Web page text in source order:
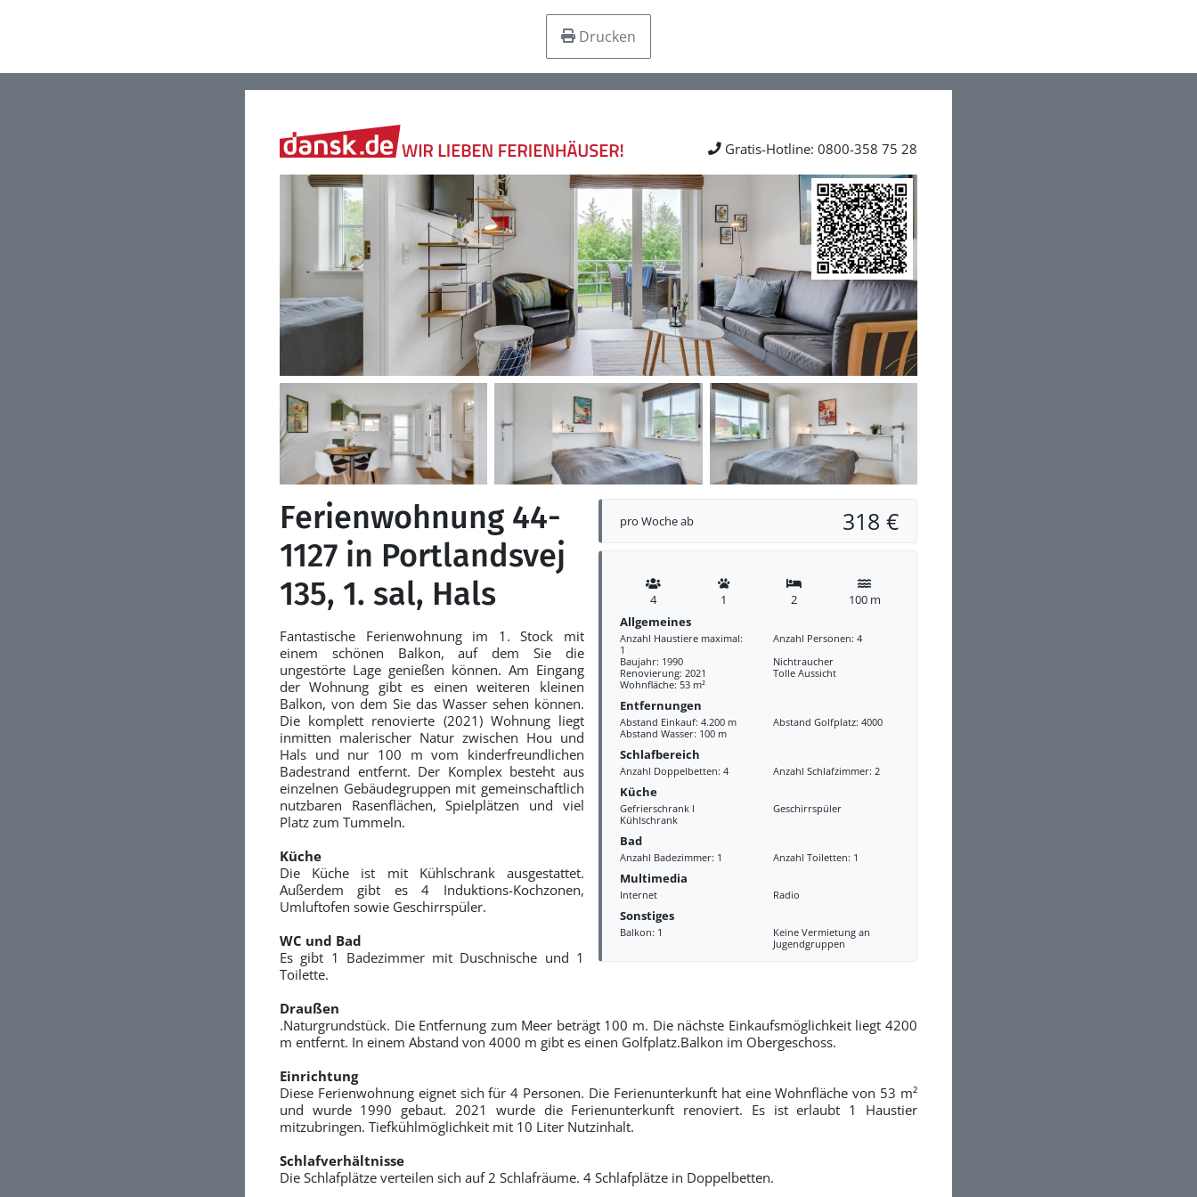
Drucken
Gratis-Hotline: 0800-358 75 28
pro Woche ab 318 €
4 1 2
100 m
Allgemeines
Anzahl Haustiere maximal:
1
Anzahl Personen: 4
Baujahr: 1990
Nichtraucher
Renovierung: 2021
Tolle Aussicht
Wohnfläche: 53 m²
Entfernungen
Abstand Einkauf: 4.200 m
Abstand Golfplatz: 4000
Abstand Wasser: 100 m
Schlafbereich
Anzahl Doppelbetten: 4 Anzahl Schlafzimmer: 2
Küche
Gefrierschrank l
Geschirrspüler
Kühlschrank
Bad
Anzahl Badezimmer: 1 Anzahl Toiletten: 1
Multimedia
Internet Radio
Sonstiges
Balkon: 1
Keine Vermietung an
Jugendgruppen
Ferienwohnung 44-
1127 in Portlandsvej
135, 1. sal, Hals
Fantastische Ferienwohnung im 1. Stock mit
einem schönen Balkon, auf dem Sie die
ungestörte Lage genießen können. Am Eingang
der Wohnung gibt es einen weiteren kleinen
Balkon, von dem Sie das Wasser sehen können.
Die komplett renovierte (2021) Wohnung liegt
inmitten malerischer Natur zwischen Hou und
Hals und nur 100 m vom kinderfreundlichen
Badestrand entfernt. Der Komplex besteht aus
einzelnen Gebäudegruppen mit gemeinschaftlich
nutzbaren Rasenflächen, Spielplätzen und viel
Platz zum Tummeln.
Küche
Die Küche ist mit Kühlschrank ausgestattet.
Außerdem gibt es 4 Induktions-Kochzonen,
Umluftofen sowie Geschirrspüler.
WC und Bad
Es gibt 1 Badezimmer mit Duschnische und 1
Toilette.
Draußen
.Naturgrundstück. Die Entfernung zum Meer beträgt 100 m. Die nächste Einkaufsmöglichkeit liegt 4200
m entfernt. In einem Abstand von 4000 m gibt es einen Golfplatz.Balkon im Obergeschoss.
Einrichtung
Diese Ferienwohnung eignet sich für 4 Personen. Die Ferienunterkunft hat eine Wohnfläche von 53 m²
und wurde 1990 gebaut. 2021 wurde die Ferienunterkunft renoviert. Es ist erlaubt 1 Haustier
mitzubringen. Tiefkühlmöglichkeit mit 10 Liter Nutzinhalt.
Schlafverhältnisse
Die Schlafplätze verteilen sich auf 2 Schlafräume. 4 Schlafplätze in Doppelbetten.